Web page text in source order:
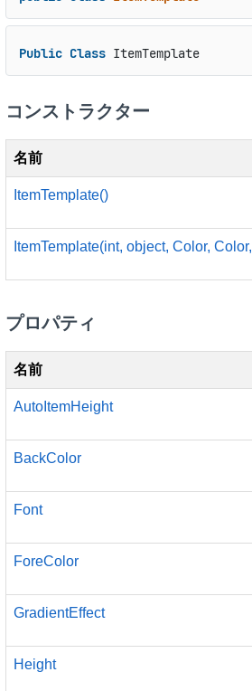
Public Class ItemTemplate
コンストラクター
名前
ItemTemplate()
ItemTemplate(int, object, Color,
プロパティ
名前
AutoItemHeight
BackColor
Font
ForeColor
GradientEffect
Height